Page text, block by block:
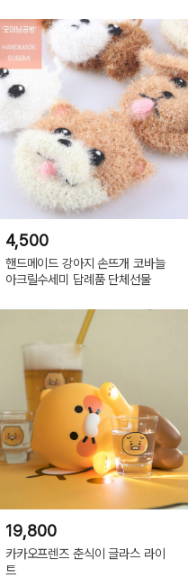
4,500
핸드메이드 강아지 손뜨개 코바늘
아크릴수세미 답례품 단체선물
19,800
카카오프렌즈 춘식이 글라스 라이
트